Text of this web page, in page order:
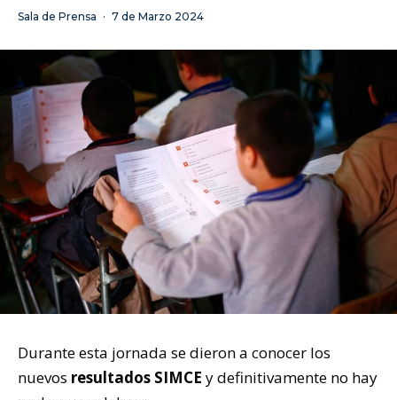
Sala de Prensa · 7 de Marzo 2024
Durante esta jornada se dieron a conocer los
nuevos resultados SIMCE y definitivamente no hay